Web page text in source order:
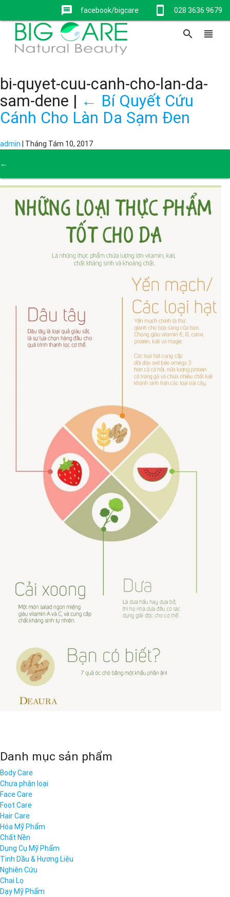
stay_current_portrait 028 3636 9679
message facebook/bigcare
search view_headline
bi-quyet-cuu-canh-cho-lan-da-
sam-dene | ← Bí Quyết Cứu
Cánh Cho Làn Da Sạm Đen
admin | Tháng Tám 10, 2017
←
Danh mục sản phẩm
Body Care
Chưa phân loại
Face Care
Foot Care
Hair Care
Hóa Mỹ Phẩm
Chất Nền
Dụng Cụ Mỹ Phẩm
Tinh Dầu & Hương Liệu
Nghiên Cứu
Chai Lọ
Dạy Mỹ Phẩm